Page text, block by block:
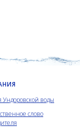
Ундоровской воды
слово